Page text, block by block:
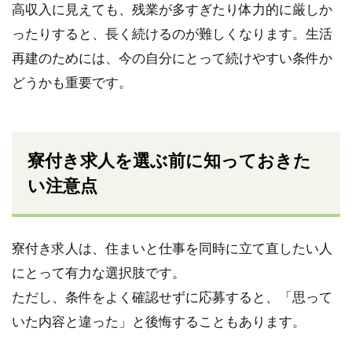
高収入に見えても、残業が多すぎたり体力的に厳しか
ったりすると、長く続けるのが難しくなります。生活
再建のためには、今の自分にとって続けやすい条件か
どうかも重要です。
寮付き求人を選ぶ前に知っておきた
い注意点
寮付き求人は、住まいと仕事を同時に立て直したい人
にとって有力な選択肢です。
ただし、条件をよく確認せずに応募すると、「思って
いた内容と違った」と後悔することもあります。